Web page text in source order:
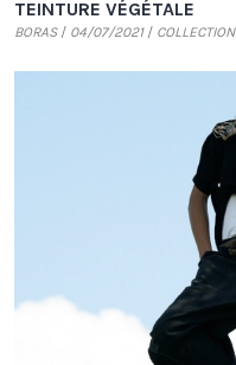
TEINTURE VÉGÉTALE
BORAS 04/07/2021 COLLECTION